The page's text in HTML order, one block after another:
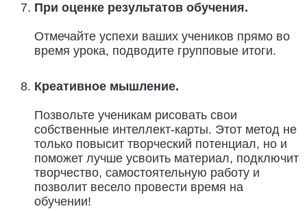
При оценке результатов обучения.
Отмечайте успехи ваших учеников прямо во
время урока, подводите групповые итоги.
Креативное мышление.
Позвольте ученикам рисовать свои
собственные интеллект-карты. Этот метод не
только повысит творческий потенциал, но и
поможет лучше усвоить материал, подключит
творчество, самостоятельную работу и
позволит весело провести время на
обучении!